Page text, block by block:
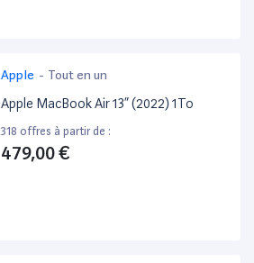
Apple - Tout en un
Apple MacBook Air 13” (2022) 1To
318 offres à partir de :
479,00 €